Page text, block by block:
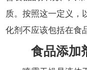
质。按照这一定义，
化剂不应该包括在食
食品添加